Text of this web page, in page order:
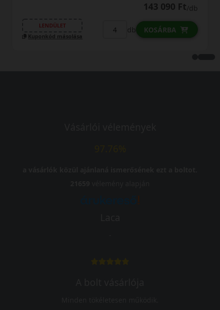
143 090 Ft/db
LENDÜLET
Kuponkód másolása
db KOSÁRBA